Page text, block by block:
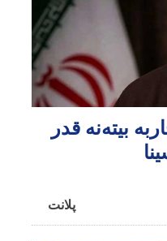
بیته‌نه قدر
پلانت